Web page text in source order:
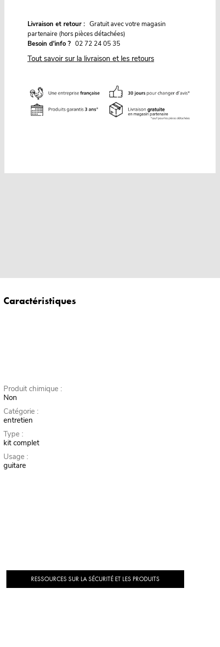
Livraison et retour : Gratuit avec votre magasin
partenaire (hors pièces détachées)
Besoin d'info ? 02 72 24 05 35
Tout savoir sur la livraison et les retours
Caractéristiques
Produit chimique :
Non
Catégorie :
entretien
Type :
kit complet
Usage :
guitare
RESSOURCES SUR LA SÉCURITÉ ET LES PRODUITS